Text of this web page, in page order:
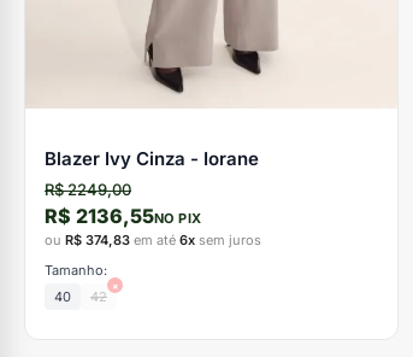
Blazer Ivy Cinza - Iorane
R$ 2249,00
R$ 2136,55NO PIX
ou R$ 374,83 em até 6x sem juros
Tamanho:
40
42
×